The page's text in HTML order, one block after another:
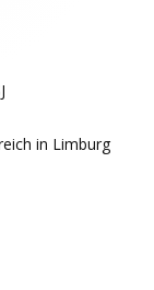
in Limburg